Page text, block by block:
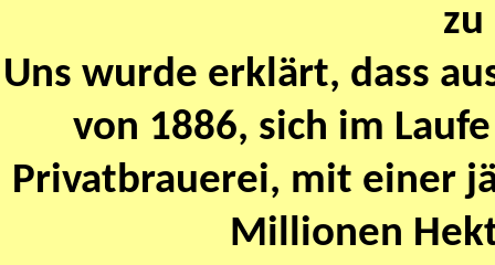
zu
Uns wurde erklärt, dass
von 1886, sich im
Privatbrauerei, mit einer
Millionen